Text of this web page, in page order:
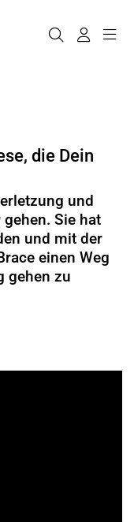
die Dein
und
Sie hat
und mit der
einen Weg
gehen zu